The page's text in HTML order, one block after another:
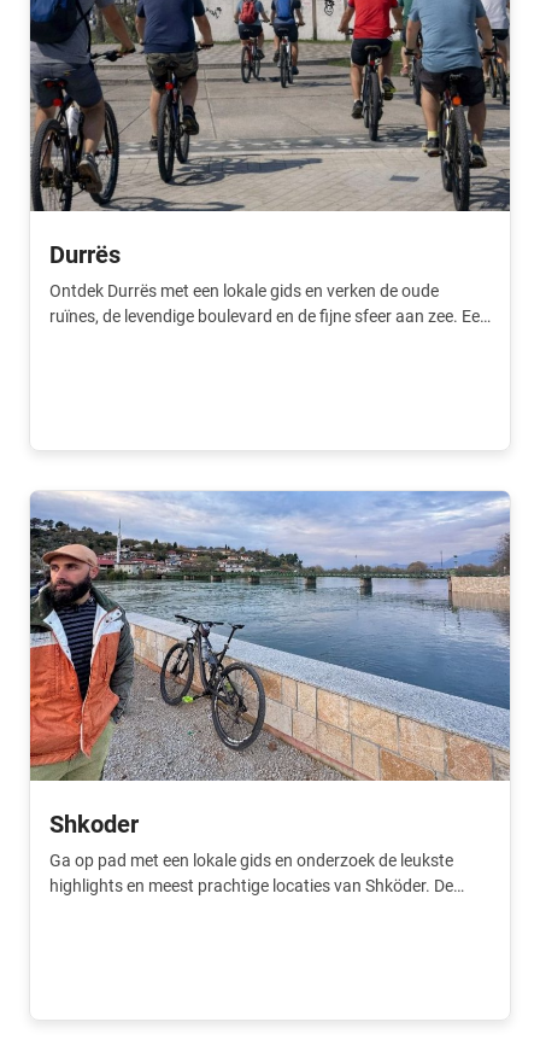
Durrës
Ontdek Durrës met een lokale gids en verken de oude
ruïnes, de levendige boulevard en de fijne sfeer aan zee. Een
Shkoder
Ga op pad met een lokale gids en onderzoek de leukste
highlights en meest prachtige locaties van Shköder. De